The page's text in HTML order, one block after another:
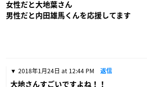
女性だと大地葉さん
男性だと内田雄馬くんを応援してます
2018年1月24日 at 12:44 PM 返信
大地さんすごいですよね！！